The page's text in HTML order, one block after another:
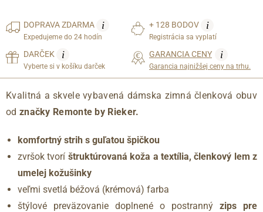
DOPRAVAZDARMA i
Expedujeme do 24 hodín
+ 128 BODOV i
Registrácia sa vyplatí
DARČEK i
Vyberte si v košíku darček
GARANCIA CENY i
Garancia najnižšej ceny na trhu.
Kvalitná a skvele vybavená dámska zimná členková obuv
od značky Remonte by Rieker.
komfortný strih s guľatou špičkou
zvršok tvorí štruktúrovaná koža a textília, členkový lem z
umelej kožušinky
veľmi svetlá béžová (krémová) farba
štýlové preväzovanie doplnené o postranný zips pre